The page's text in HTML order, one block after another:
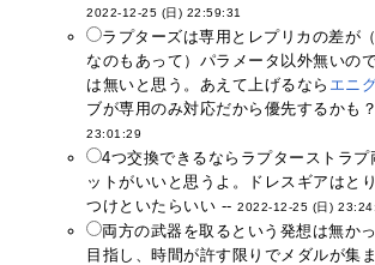
2022-12-25 (日) 22:59:31
ラプターズは専用とレプリカの差が
なのもあって）パラメータ以外無いの
は無いと思う。あえて上げるなら エニ
ブが専用のみ対応だから優先するかも
23:01:29
4つ交換できるならラプターストラプ
ットがいいと思うよ。ドレスギアはと
つけといたらいい --2022-12-25 (日)
両方の武器を取るという発想は無か
目指し、時間が許す限りでメダルが集